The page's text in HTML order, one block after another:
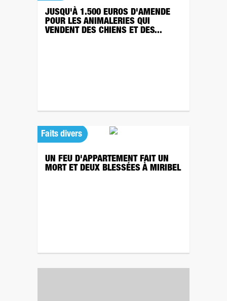
JUSQU'À 1.500 EUROS D'AMENDE
POUR LES ANIMALERIES QUI
VENDENT DES CHIENS ET DES...
Faits divers
UN FEU D'APPARTEMENT FAIT UN
MORT ET DEUX BLESSÉES À MIRIBEL